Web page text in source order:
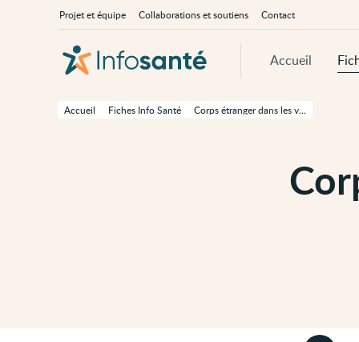
Accueil Fiches Info Santé Corps étranger dans les voies respiratoires
principale
Accueil
À
propos
Projet et équipe Collaborations et soutiens Contact